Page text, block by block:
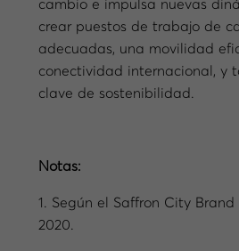
cambio e impulsa nuevas
crear puestos de trabajo de
adecuadas, una movilidad
conectividad internacional, y
clave de sostenibilidad.
Notas:
1. Según el Saffron City
2020.